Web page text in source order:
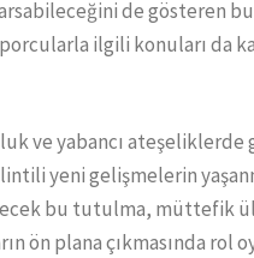
de gösteren bu
ilgili konuları da
ve yabancı ateşeliklerde
yeni gelişmelerin
bu tutulma, müttefik
ön plana çıkmasında rol